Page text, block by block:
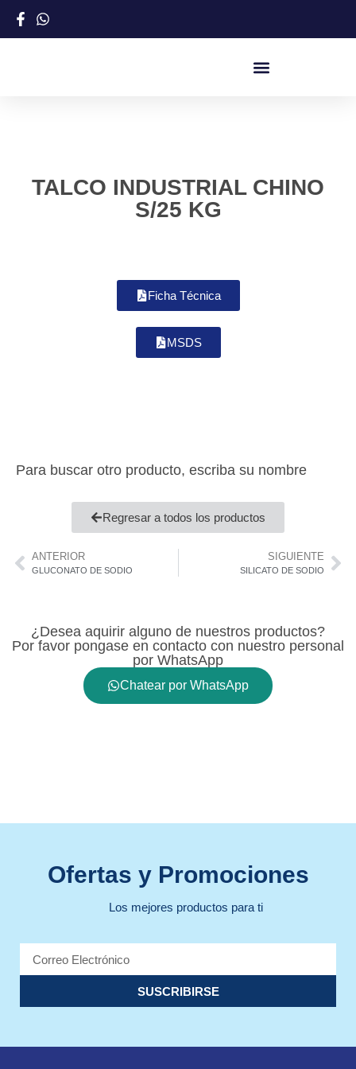
TALCO INDUSTRIAL CHINO
S/25 KG
Ficha Técnica
MSDS
Para buscar otro producto, escriba su nombre
Regresar a todos los productos
ANTERIOR
GLUCONATO DE SODIO
SIGUIENTE
SILICATO DE SODIO
¿Desea aquirir alguno de nuestros productos?
Por favor pongase en contacto con nuestro personal
por WhatsApp
Chatear por WhatsApp
Ofertas y Promociones
Los mejores productos para ti
SUSCRIBIRSE